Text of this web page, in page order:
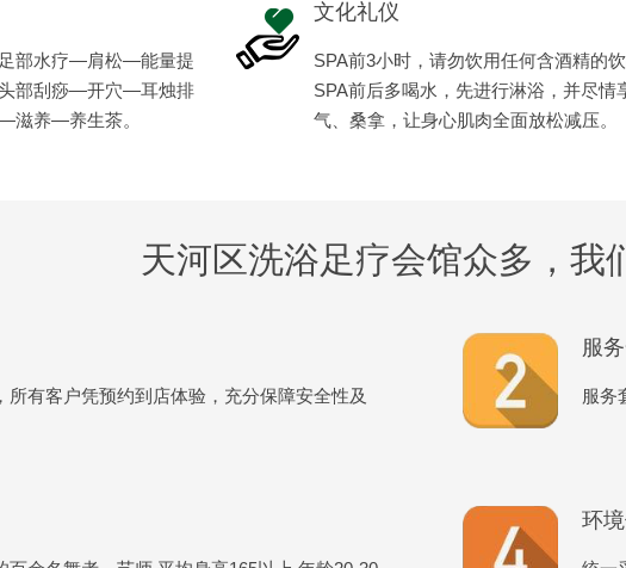
部水疗—肩松—能量提
部刮痧—开穴—耳烛排
养—养生茶。
文化礼仪
SPA前3小时，请勿饮用任何含酒精的饮
SPA前后多喝水，先进行淋浴，并尽情
气、桑拿，让身心肌肉全面放松减压。
天河区洗浴足疗会馆众多，我
所有客户凭预约到店体验，充分保障安全性及
服
服务
环